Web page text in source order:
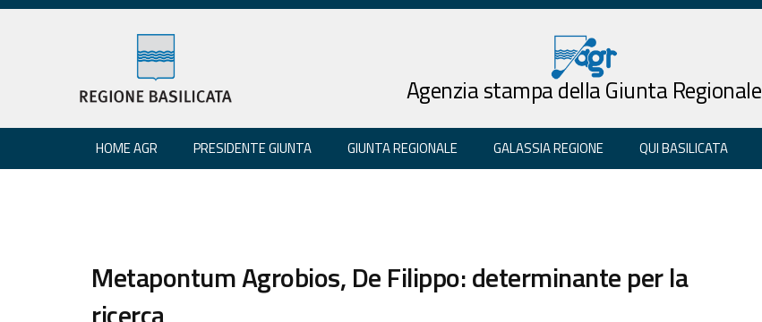
Agenzia stampa della Giunta Regionale
HOME AGR PRESIDENTE GIUNTA GIUNTA REGIONALE GALASSIA REGIONE QUI BASILICATA
Metapontum Agrobios, De Filippo: determinante per la